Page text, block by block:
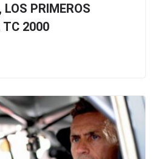
PRIMEROS
TC 2000